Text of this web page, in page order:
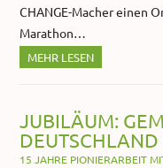
CHANGE-Macher einen
Marathon…
MEHR LESEN
JUBILÄUM:
DEUTSCHLAND
15 JAHRE PIONIERARBEIT